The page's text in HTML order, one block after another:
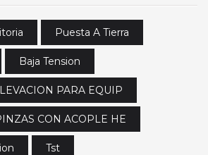
Puesta A Tierra
Baja Tension
PARA EQUIP
CON ACOPLE HE
Tst